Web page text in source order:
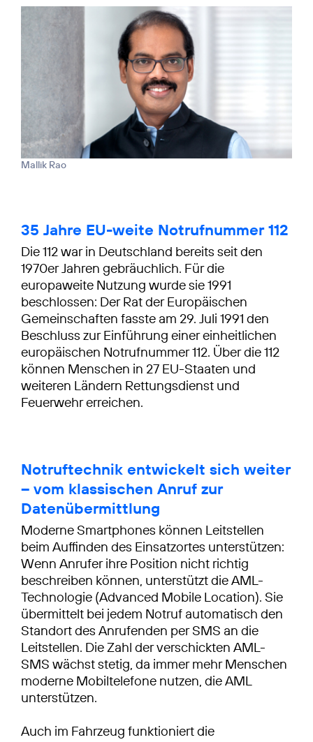
Mallik Rao
35 Jahre EU-weite Notrufnummer 112
Die 112 war in Deutschland bereits seit den
1970er Jahren gebräuchlich. Für die
europaweite Nutzung wurde sie 1991
beschlossen: Der Rat der Europäischen
Gemeinschaften fasste am 29. Juli 1991 den
Beschluss zur Einführung einer einheitlichen
europäischen Notrufnummer 112. Über die 112
können Menschen in 27 EU-Staaten und
weiteren Ländern Rettungsdienst und
Feuerwehr erreichen.
Notruftechnik entwickelt sich weiter
– vom klassischen Anruf zur
Datenübermittlung
Moderne Smartphones können Leitstellen
beim Auffinden des Einsatzortes unterstützen:
Wenn Anrufer ihre Position nicht richtig
beschreiben können, unterstützt die AML-
Technologie (Advanced Mobile Location). Sie
übermittelt bei jedem Notruf automatisch den
Standort des Anrufenden per SMS an die
Leitstellen. Die Zahl der verschickten AML-
SMS wächst stetig, da immer mehr Menschen
moderne Mobiltelefone nutzen, die AML
unterstützen.
Auch im Fahrzeug funktioniert die